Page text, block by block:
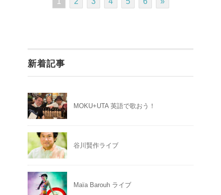
新着記事
MOKU+UTA 英語で歌おう！
谷川賢作ライブ
Maïa Barouh ライブ